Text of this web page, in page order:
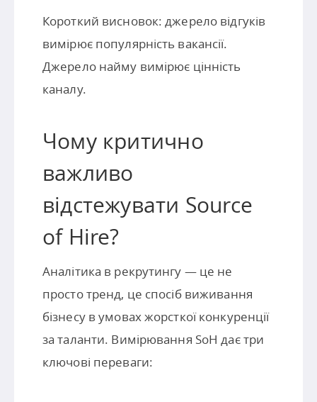
Короткий висновок: джерело відгуків
вимірює популярність вакансії.
Джерело найму вимірює цінність
каналу.
Чому критично
важливо
відстежувати Source
of Hire?
Аналітика в рекрутингу — це не
просто тренд, це спосіб виживання
бізнесу в умовах жорсткої конкуренції
за таланти. Вимірювання SoH дає три
ключові переваги: